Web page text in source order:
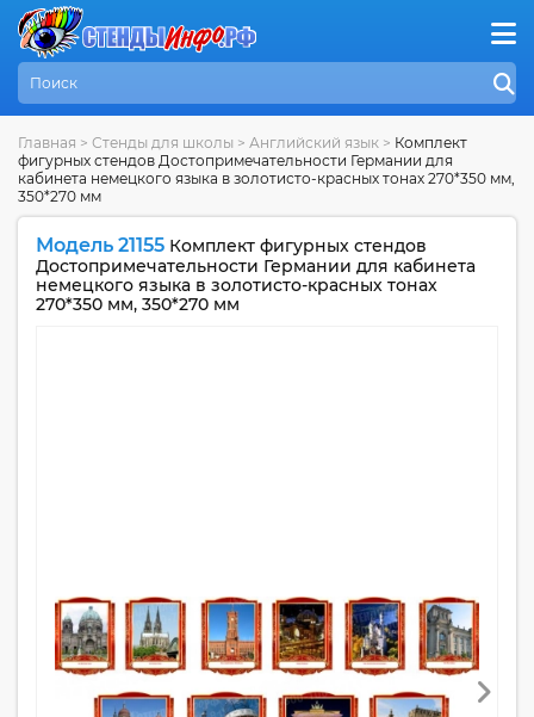
Главная > Стенды для школы > Английский язык > Комплект
фигурных стендов Достопримечательности Германии для
кабинета немецкого языка в золотисто-красных тонах 270*350 мм,
350*270 мм
Модель 21155 Комплект фигурных стендов
Достопримечательности Германии для кабинета
немецкого языка в золотисто-красных тонах
270*350 мм, 350*270 мм